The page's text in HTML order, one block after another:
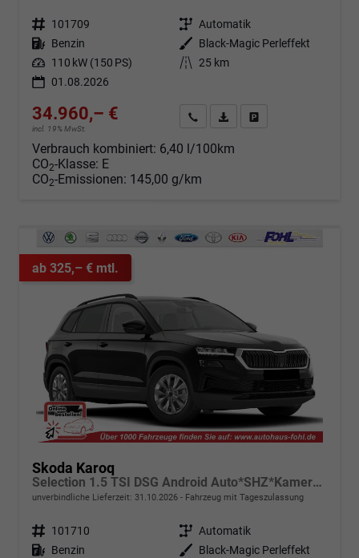
Fahrzeugnr. 101709 Getriebe Automatik
Kraftstoff Benzin Außenfarbe
Black-Magic Perleffekt
Leistung 110 kW (150 PS) Kilometerstand 25 km
01.08.2026
34.960,– €
incl. 19% MwSt.
Angebot anfordern
Fahrzeugexpose (PDF)
Verbrauch kombiniert: 6,40 l/100km
CO2-Klasse: E
CO2-Emissionen: 145,00 g/km
ab 325,– € mtl.
Skoda Karoq
Selection 1.5 TSI DSG Android Auto*SHZ*Kamera*Keyless*PDC v/h*Klimaauto*SUNSET*LED
unverbindliche Lieferzeit: 31.10.2026 Fahrzeug mit Tageszulassung
Fahrzeugnr. 101710 Getriebe Automatik
Kraftstoff Benzin Außenfarbe
Black-Magic Perleffekt